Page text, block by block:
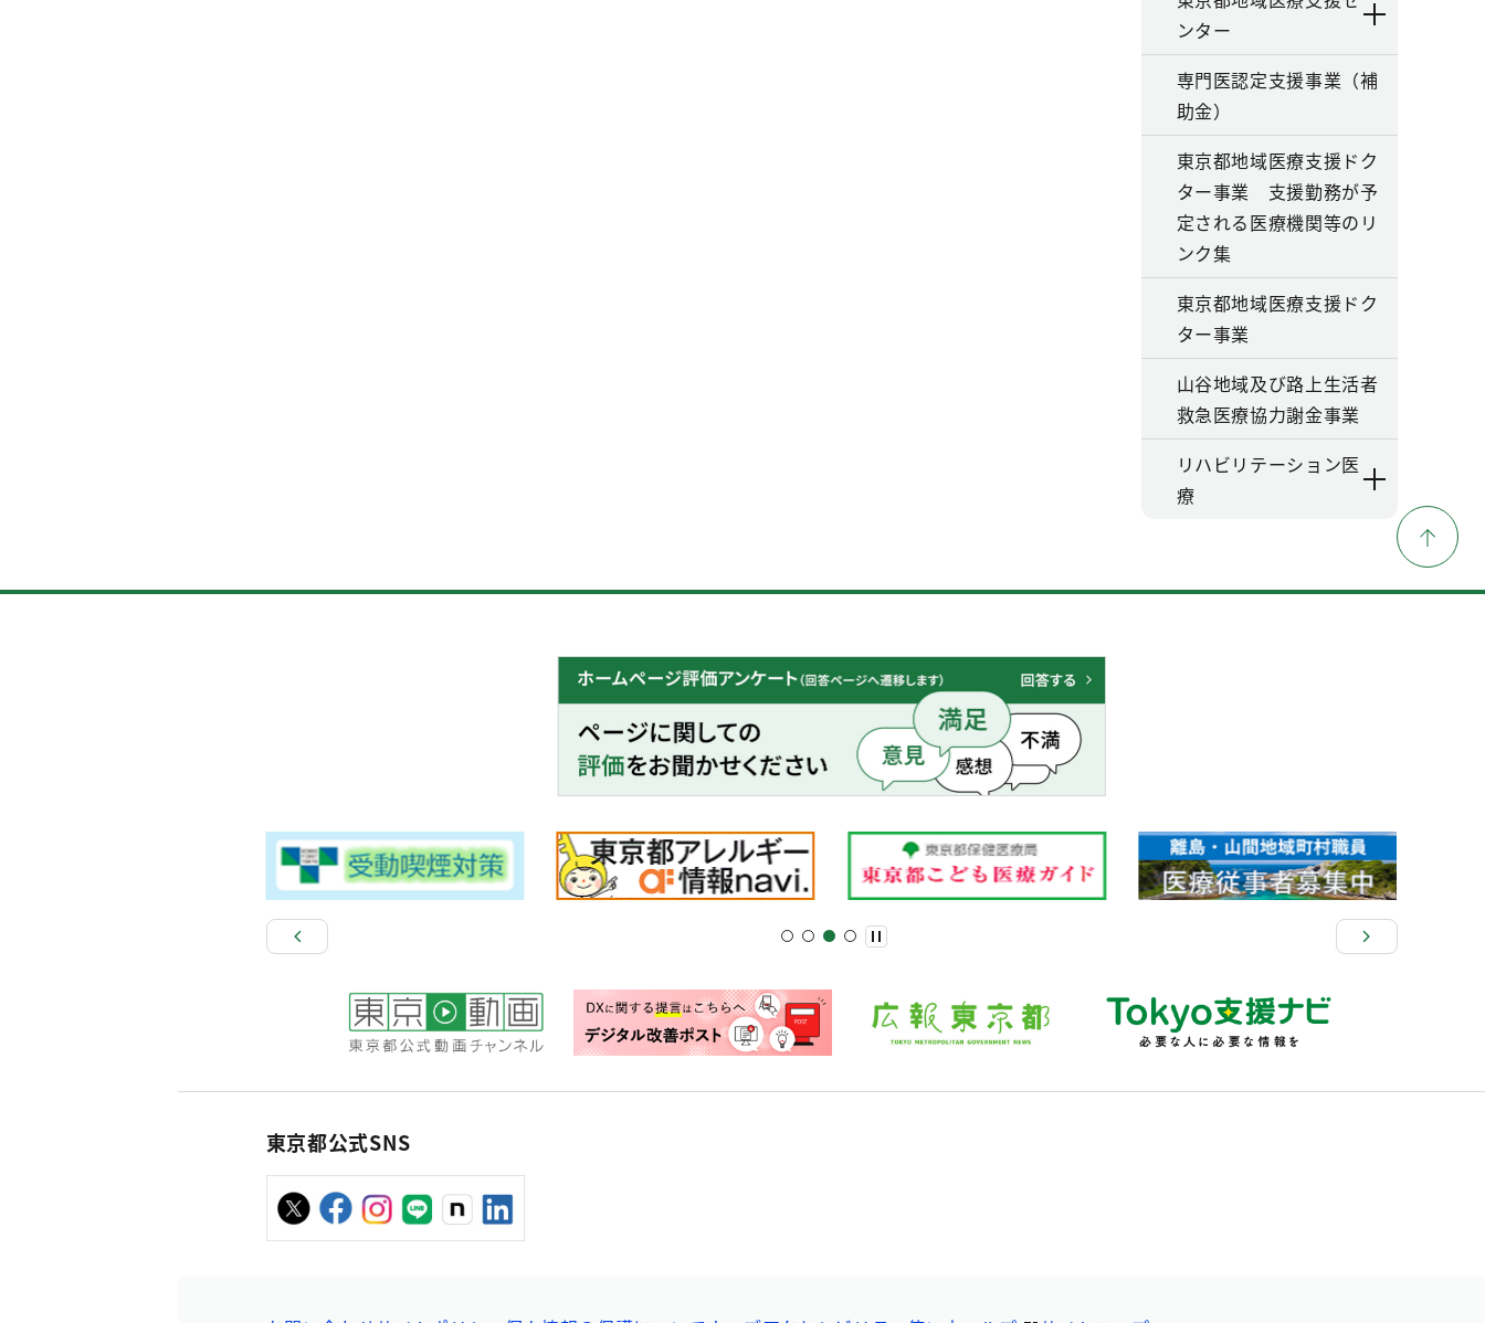
ンター
専門医認定支援事業（補
助金）
東京都地域医療支援ドク
ター事業 支援勤務が予
定される医療機関等のリ
ンク集
東京都地域医療支援ドク
ター事業
山谷地域及び路上生活者
救急医療協力謝金事業
リハビリテーション医
療
東京都公式SNS